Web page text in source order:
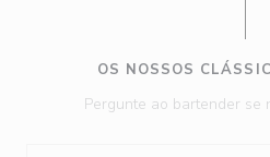
OS NOSSOS
Pergunte ao bartender se